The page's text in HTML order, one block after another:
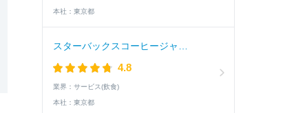
本社： 東京都
4.8
業界： サービス(飲食)
本社： 東京都